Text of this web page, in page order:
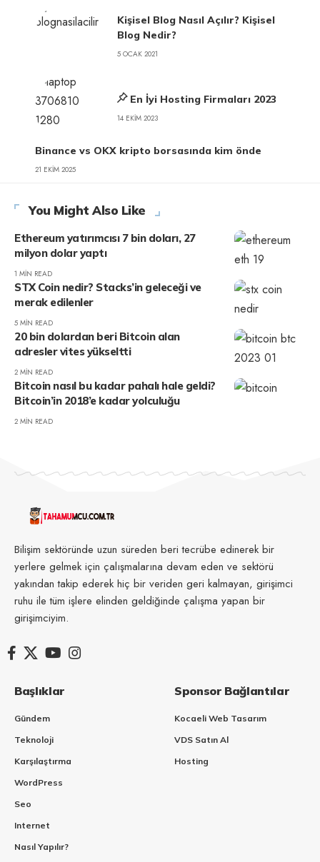
Kişisel Blog Nasıl Açılır? Kişisel
Blog Nedir?
5 OCAK 2021
En İyi Hosting Firmaları 2023
14 EKIM 2023
Binance vs OKX kripto borsasında kim önde
21 EKIM 2025
You Might Also Like
Ethereum yatırımcısı 7 bin doları, 27
milyon dolar yaptı
1 MIN READ
STX Coin nedir? Stacks’in geleceği ve
merak edilenler
5 MIN READ
20 bin dolardan beri Bitcoin alan
adresler vites yükseltti
2 MIN READ
Bitcoin nasıl bu kadar pahalı hale geldi?
Bitcoin’in 2018’e kadar yolculuğu
2 MIN READ
Bilişim sektöründe uzun süreden beri tecrübe edinerek bir
yerlere gelmek için çalışmalarına devam eden ve sektörü
yakından takip ederek hiç bir veriden geri kalmayan, girişimci
ruhu ile tüm işlere elinden geldiğinde çalışma yapan bir
girişimciyim.
Başlıklar
Gündem
Teknoloji
Karşılaştırma
WordPress
Seo
Internet
Nasıl Yapılır?
Sponsor Bağlantılar
Kocaeli Web Tasarım
VDS Satın Al
Hosting